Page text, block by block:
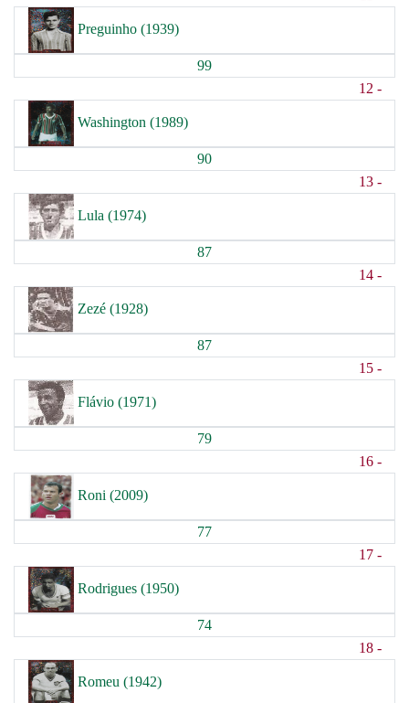
Preguinho (1939)
99
12 -
Washington (1989)
90
13 -
Lula (1974)
87
14 -
Zezé (1928)
87
15 -
Flávio (1971)
79
16 -
Roni (2009)
77
17 -
Rodrigues (1950)
74
18 -
Romeu (1942)